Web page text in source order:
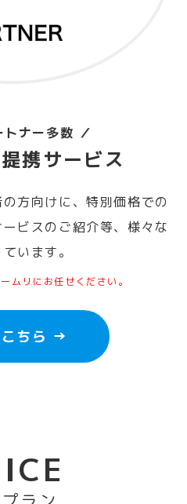
トナー多数 ／
携サービス
方向けに、特別価格での
ビスのご紹介等、様々な
います。
ムリにお任せください。
ちら →